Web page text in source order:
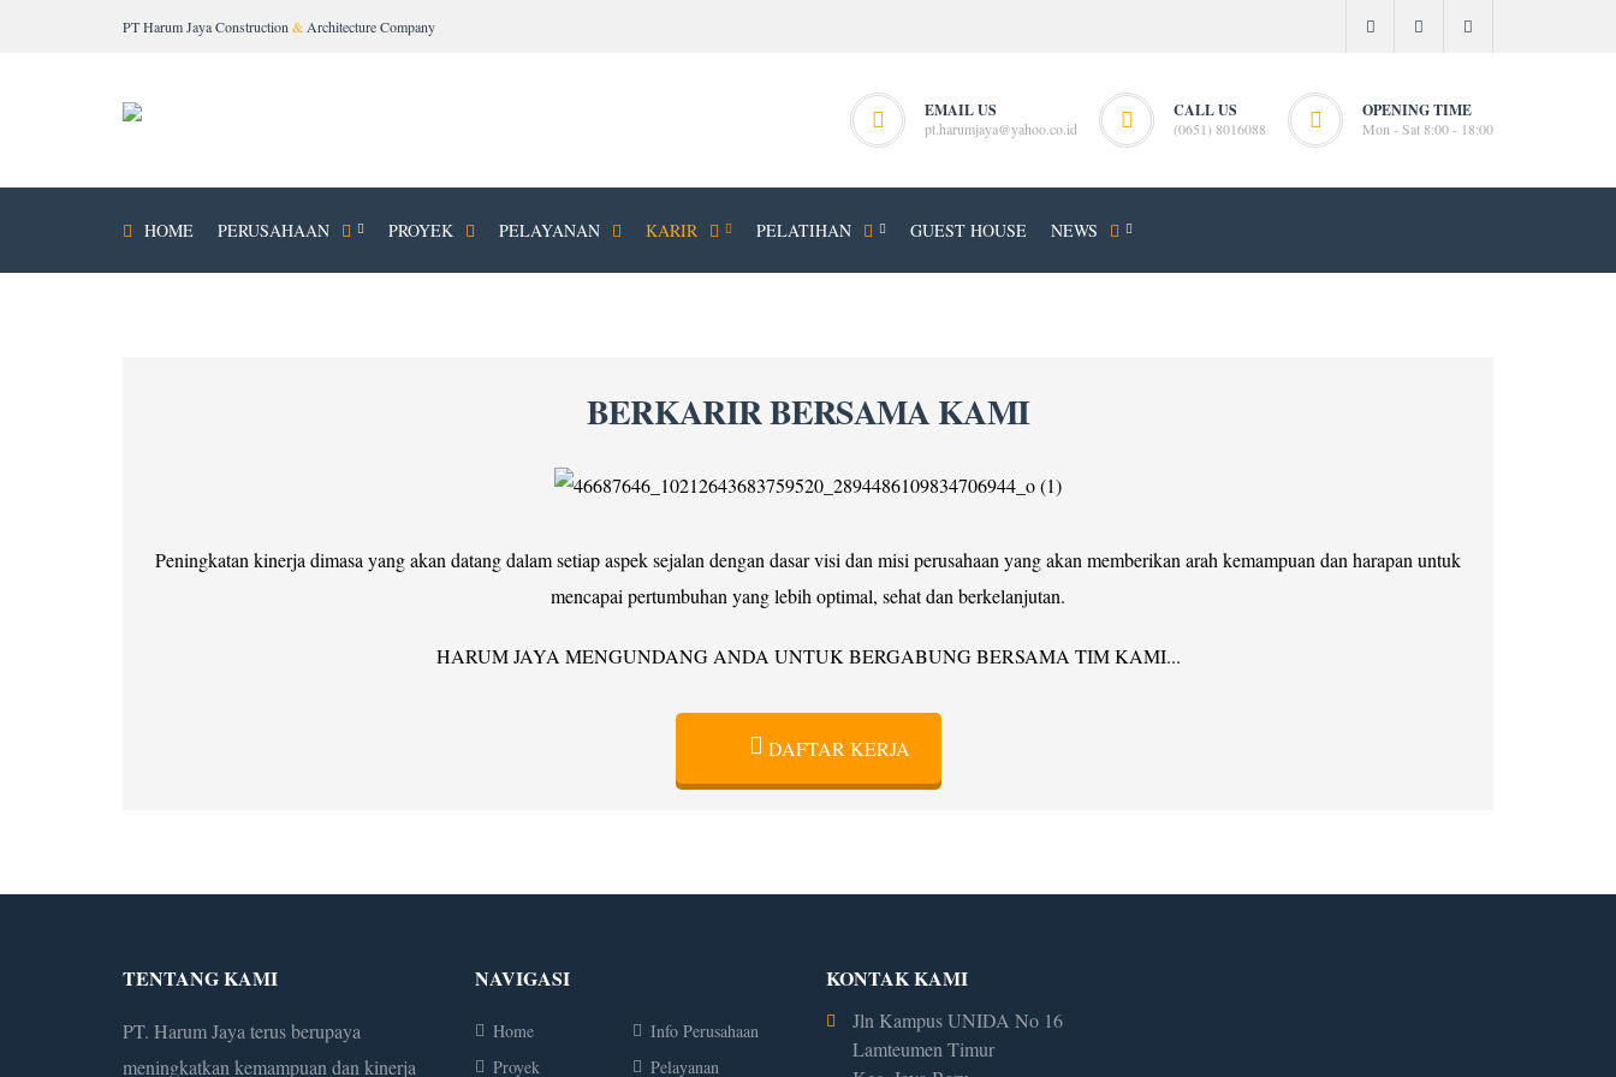
PT Harum Jaya Construction & Architecture Company
EMAIL US
pt.harumjaya@yahoo.co.id
CALL US
(0651) 8016088
OPENING TIME
Mon - Sat 8:00 - 18:00
HOME PERUSAHAAN PROYEK PELAYANAN KARIR PELATIHAN GUEST HOUSE NEWS
BERKARIR BERSAMA KAMI
Peningkatan kinerja dimasa yang akan datang dalam setiap aspek sejalan dengan dasar visi dan misi perusahaan yang akan memberikan arah kemampuan dan harapan untuk
mencapai pertumbuhan yang lebih optimal, sehat dan berkelanjutan.
HARUM JAYA MENGUNDANG ANDA UNTUK BERGABUNG BERSAMA TIM KAMI...
DAFTAR KERJA
TENTANG KAMI
PT. Harum Jaya terus berupaya
meningkatkan kemampuan dan kinerja
NAVIGASI
Home
Info Perusahaan
Proyek
Pelayanan
KONTAK KAMI
Jln Kampus UNIDA No 16
Lamteumen Timur